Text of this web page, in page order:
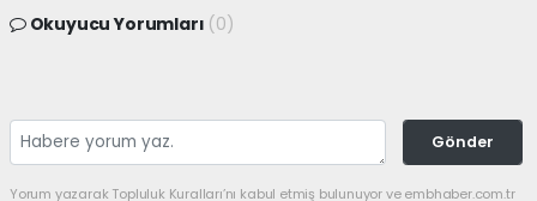
Okuyucu Yorumları (0)
Gönder
Yorum yazarak Topluluk Kuralları’nı kabul etmiş bulunuyor ve embhaber.com.tr